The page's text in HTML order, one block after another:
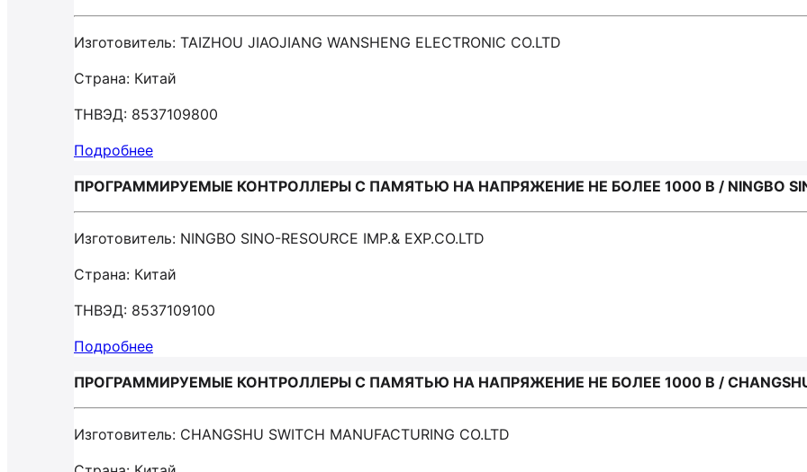
Изготовитель: TAIZHOU JIAOJIANG WANSHENG ELECTRONIC CO.LTD
Страна: Китай
ТНВЭД: 8537109800
Подробнее
ПРОГРАММИРУЕМЫЕ КОНТРОЛЛЕРЫ С ПАМЯТЬЮ НА НАПРЯЖЕНИЕ НЕ БОЛЕЕ 1000 В / NINGBO SINO-
Изготовитель: NINGBO SINO-RESOURCE IMP.& EXP.CO.LTD
Страна: Китай
ТНВЭД: 8537109100
Подробнее
ПРОГРАММИРУЕМЫЕ КОНТРОЛЛЕРЫ С ПАМЯТЬЮ НА НАПРЯЖЕНИЕ НЕ БОЛЕЕ 1000 В / CHANGSHU
Изготовитель: CHANGSHU SWITCH MANUFACTURING CO.LTD